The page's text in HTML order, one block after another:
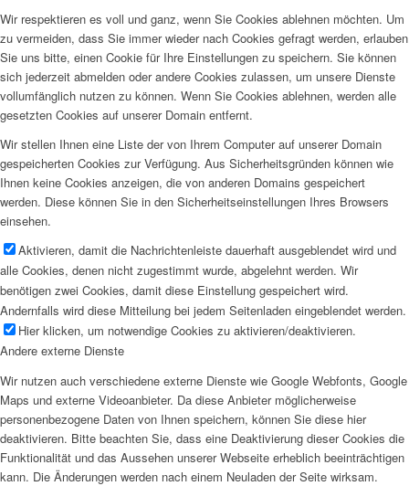
Wir respektieren es voll und ganz, wenn Sie Cookies ablehnen möchten. Um
zu vermeiden, dass Sie immer wieder nach Cookies gefragt werden, erlauben
Sie uns bitte, einen Cookie für Ihre Einstellungen zu speichern. Sie können
sich jederzeit abmelden oder andere Cookies zulassen, um unsere Dienste
vollumfänglich nutzen zu können. Wenn Sie Cookies ablehnen, werden alle
gesetzten Cookies auf unserer Domain entfernt.
Wir stellen Ihnen eine Liste der von Ihrem Computer auf unserer Domain
gespeicherten Cookies zur Verfügung. Aus Sicherheitsgründen können wie
Ihnen keine Cookies anzeigen, die von anderen Domains gespeichert
werden. Diese können Sie in den Sicherheitseinstellungen Ihres Browsers
einsehen.
Aktivieren, damit die Nachrichtenleiste dauerhaft ausgeblendet wird und
alle Cookies, denen nicht zugestimmt wurde, abgelehnt werden. Wir
benötigen zwei Cookies, damit diese Einstellung gespeichert wird.
Andernfalls wird diese Mitteilung bei jedem Seitenladen eingeblendet werden.
Hier klicken, um notwendige Cookies zu aktivieren/deaktivieren.
Andere externe Dienste
Wir nutzen auch verschiedene externe Dienste wie Google Webfonts, Google
Maps und externe Videoanbieter. Da diese Anbieter möglicherweise
personenbezogene Daten von Ihnen speichern, können Sie diese hier
deaktivieren. Bitte beachten Sie, dass eine Deaktivierung dieser Cookies die
Funktionalität und das Aussehen unserer Webseite erheblich beeinträchtigen
kann. Die Änderungen werden nach einem Neuladen der Seite wirksam.